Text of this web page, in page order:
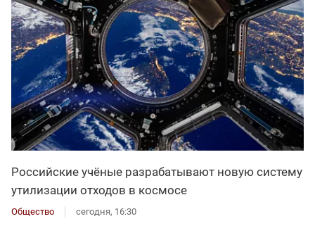
Российские учёные разрабатывают новую систему
утилизации отходов в космосе
Общество сегодня, 16:30